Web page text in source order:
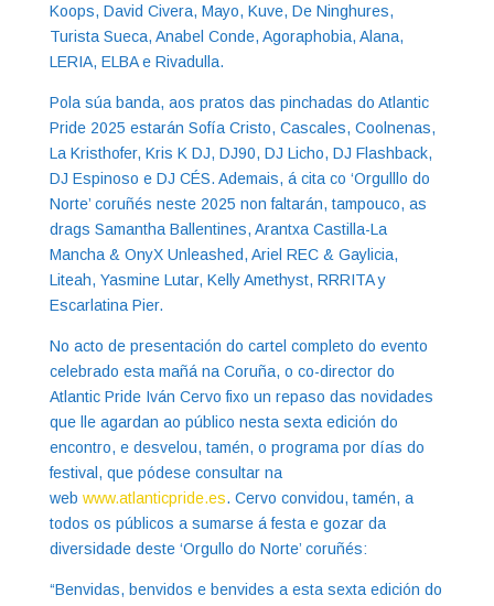
Koops, David Civera, Mayo, Kuve, De Ninghures,
Turista Sueca, Anabel Conde, Agoraphobia, Alana,
LERIA, ELBA e Rivadulla.
Pola súa banda, aos pratos das pinchadas do Atlantic
Pride 2025 estarán Sofía Cristo, Cascales, Coolnenas,
La Kristhofer, Kris K DJ, DJ90, DJ Licho, DJ Flashback,
DJ Espinoso e DJ CÉS. Ademais, á cita co ‘Orgulllo do
Norte’ coruñés neste 2025 non faltarán, tampouco, as
drags Samantha Ballentines, Arantxa Castilla-La
Mancha & OnyX Unleashed, Ariel REC & Gaylicia,
Liteah, Yasmine Lutar, Kelly Amethyst, RRRITA y
Escarlatina Pier.
No acto de presentación do cartel completo do evento
celebrado esta mañá na Coruña, o co-director do
Atlantic Pride Iván Cervo fixo un repaso das novidades
que lle agardan ao público nesta sexta edición do
encontro, e desvelou, tamén, o programa por días do
festival, que pódese consultar na
web www.atlanticpride.es. Cervo convidou, tamén, a
todos os públicos a sumarse á festa e gozar da
diversidade deste ‘Orgullo do Norte’ coruñés:
“Benvidas, benvidos e benvides a esta sexta edición do